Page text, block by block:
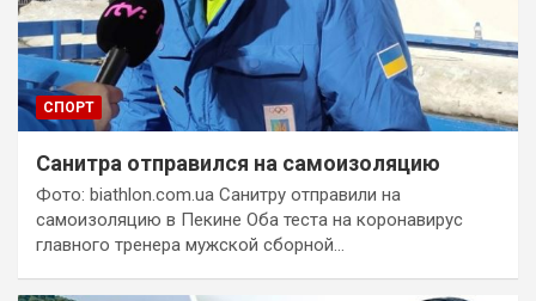
СПОРТ
Санитра отправился на самоизоляцию
Фото: biathlon.com.ua Санитру отправили на
самоизоляцию в Пекине Оба теста на коронавирус
главного тренера мужской сборной…